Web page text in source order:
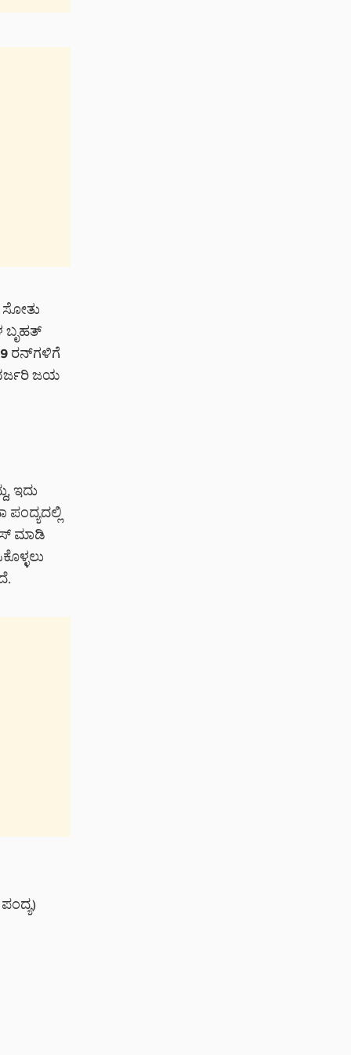
ಸೋತು
ಬೃಹತ್
ರನ್‌ಗಳಿಗೆ
ಜಯ
ಇದು
ಮಾಡಿ